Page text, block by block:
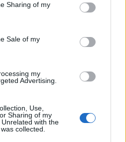
Sharing of my
Sale of my
my
Advertising.
Use,
Sharing of my
with the
collected.
øker